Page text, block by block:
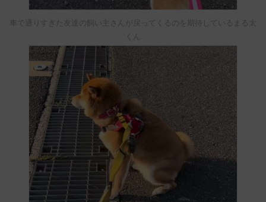
車で通りすぎた友達の飼い主さんが戻ってくるのを期待しているまる太
くん